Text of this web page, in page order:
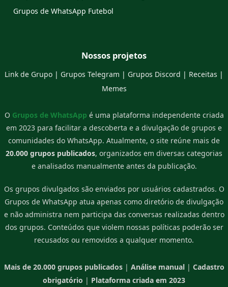
Grupos de WhatsApp Futebol
Nossos projetos
Link de Grupo | Grupos Telegram | Grupos Discord | Receitas |
Memes
O Grupos de WhatsApp é uma plataforma independente criada
em 2023 para facilitar a descoberta e a divulgação de grupos e
comunidades do WhatsApp. Atualmente, o site reúne mais de
20.000 grupos publicados, organizados em diversas categorias
e analisados manualmente antes da publicação.
Os grupos divulgados são enviados por usuários cadastrados. O
Grupos de WhatsApp atua apenas como diretório de divulgação
e não administra nem participa das conversas realizadas dentro
dos grupos. Conteúdos que violem nossas políticas poderão ser
recusados ou removidos a qualquer momento.
Mais de 20.000 grupos publicados| Análise manual| Cadastro
obrigatório | Plataforma criada em 2023